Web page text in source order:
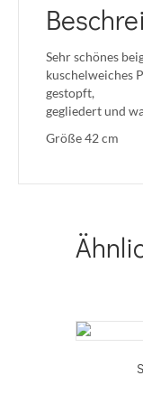
Sehr schönes
kuschelweiches
gestopft,
gegliedert und
Größe 42 cm